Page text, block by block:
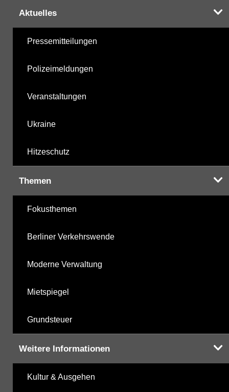
Aktuelles
Pressemitteilungen
Polizeimeldungen
Veranstaltungen
Ukraine
Hitzeschutz
Themen
Fokusthemen
Berliner Verkehrswende
Moderne Verwaltung
Mietspiegel
Grundsteuer
Weitere Informationen
Kultur & Ausgehen